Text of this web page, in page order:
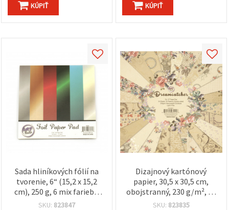
KÚPIŤ KÚPIŤ
Sada hliníkových fólií na
tvorenie, 6“ (15,2 x 15,2
cm), 250 g, 6 mix farieb -
18 hárkov
SKU: 823847
Dizajnový kartónový
papier, 30,5 x 30,5 cm,
obojstranný, 230 g/m², 24
dizajnov – mix, na
SKU: 823835